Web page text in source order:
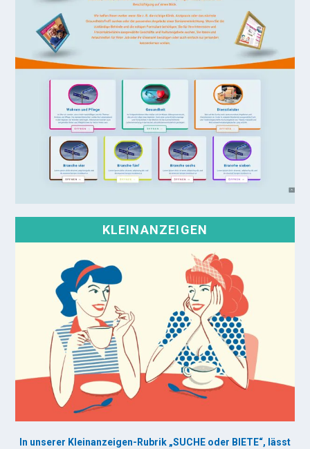
KLEINANZEIGEN
In unserer Kleinanzeigen-Rubrik „SUCHE oder BIETE“, lässt